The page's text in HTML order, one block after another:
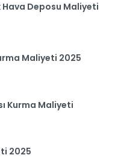
Hava Deposu Maliyeti
Maliyeti 2025
Kurma Maliyeti
2025